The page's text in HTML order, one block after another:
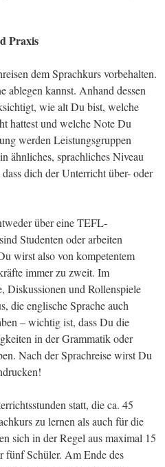
Praxis
dem Sprachkurs vorbehalten.
ablegen kannst. Anhand dessen
wie alt Du bist, welche
hattest und welche Note Du
werden Leistungsgruppen
ähnliches, sprachliches Niveau
dich der Unterricht über- oder
über eine TEFL-
Studenten oder arbeiten
wirst also von kompetentem
immer zu zweit. Im
Diskussionen und Rollenspiele
die englische Sprache auch
– wichtig ist, dass Du die
in der Grammatik oder
Nach der Sprachreise wirst Du
statt, die ca. 45
zu lernen als auch für die
sich in der Regel aus maximal 15
fünf Schüler. Am Ende des